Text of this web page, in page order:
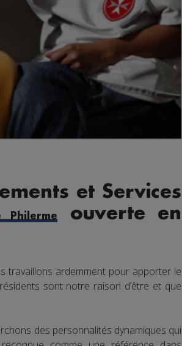
et Services
ouverte en
travaillons ardemment pour apporter le
sont notre raison d’être et que
des personnalités dynamiques qui